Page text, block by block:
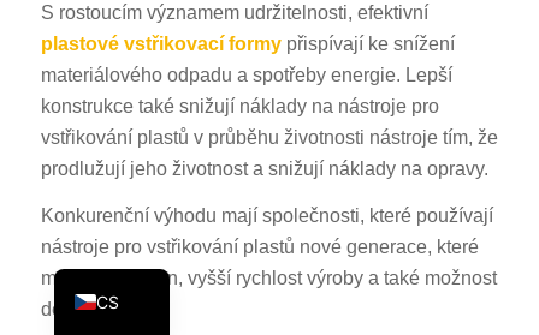
S rostoucím významem udržitelnosti, efektivní
plastové vstřikovací formypřispívají ke snížení
materiálového odpadu a spotřeby energie. Lepší
konstrukce také snižují náklady na nástroje pro
vstřikování plastů v průběhu životnosti nástroje tím, že
prodlužují jeho životnost a snižují náklady na opravy.
Konkurenční výhodu mají společnosti, které používají
nástroje pro vstřikování plastů nové generace, které
mají lepší výkon, vyšší rychlost výroby a také možnost
designu.
CS
EN
IT
FR
DE
RU
NL
PL